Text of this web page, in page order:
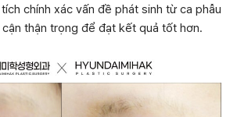
chính xác vấn đề phát sinh từ ca phẫu
thận trọng để đạt kết quả tốt hơn.